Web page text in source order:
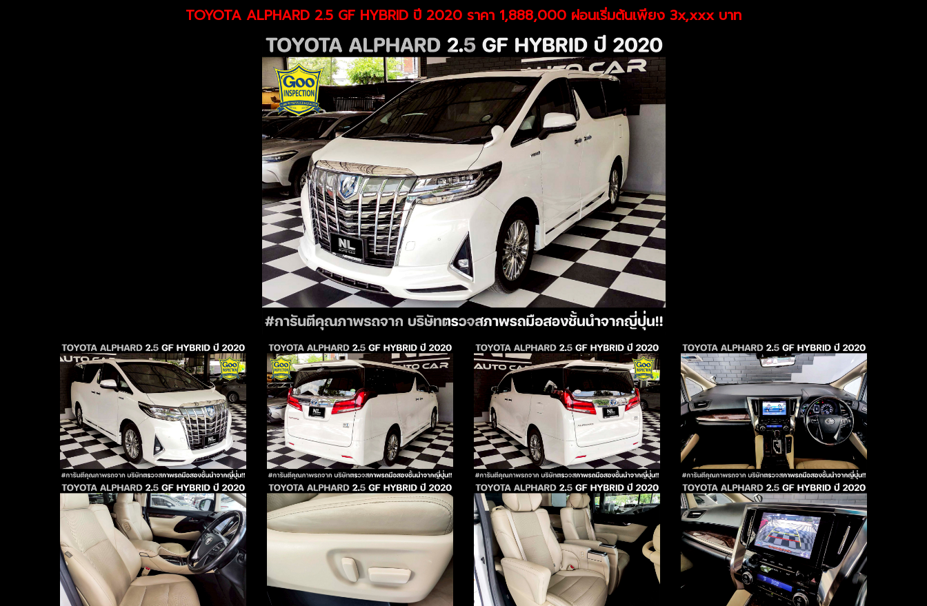
TOYOTA ALPHARD 2.5 GF HYBRID ปี 2020 ราคา 1,888,000 ผ่อนเริ่มต้นเพียง 3x,xxx บาท